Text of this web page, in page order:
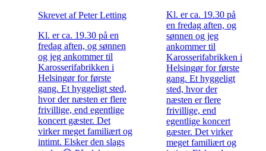
Skrevet af Peter Letting
Kl. er ca. 19.30 på en
fredag aften, og sønnen
og jeg ankommer til
Karosserifabrikken i
Helsingør for første
gang. Et hyggeligt sted,
hvor der næsten er flere
frivillige, end egentlige
koncert gæster. Det
virker meget familiært og
intimt. Elsker den slags
Kl. er ca. 19.30 på
en fredag aften, og
sønnen og jeg
ankommer til
Karosserifabrikken i
Helsingør for første
gang. Et hyggeligt
sted, hvor der
næsten er flere
frivillige, end
egentlige koncert
gæster. Det virker
meget familiært og